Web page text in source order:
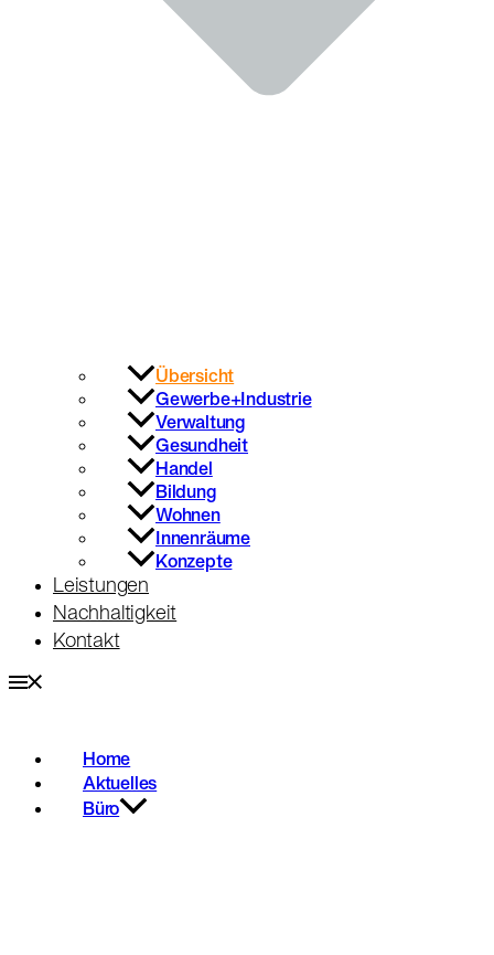
Übersicht
Gewerbe+Industrie
Verwaltung
Gesundheit
Handel
Bildung
Wohnen
Innenräume
Konzepte
Leistungen
Nachhaltigkeit
Kontakt
Home
Aktuelles
Büro